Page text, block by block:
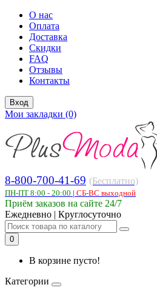
О нас
Оплата
Доставка
Скидки
FAQ
Отзывы
Контакты
Вход
Мои закладки (0)
8-800-700-41-69 (Бесплатно)
ПН-ПТ 8:00 - 20:00 | СБ-ВС выходной
Приём заказов на сайте 24/7
Ежедневно | Круглосуточно
0
В корзине пусто!
Категории